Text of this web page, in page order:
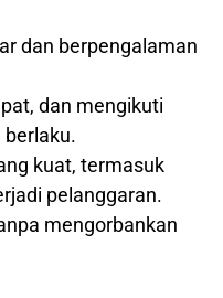
dan berpengalaman
dan mengikuti
berlaku.
kuat, termasuk
pelanggaran.
mengorbankan